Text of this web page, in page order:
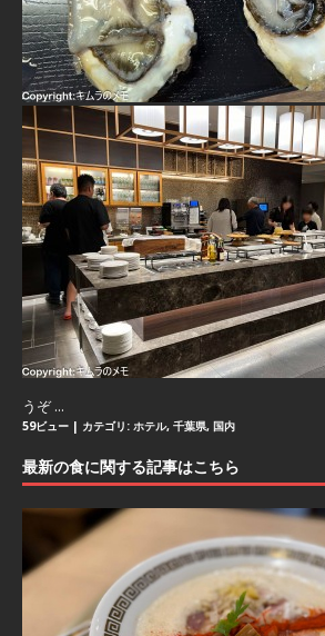
うぞ ...
59ビュー | カテゴリ: ホテル, 千葉県, 国内
最新の食に関する記事はこちら